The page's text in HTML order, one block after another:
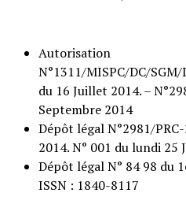
Autorisation
N°1311/MISPC/DC/
du 16 Juillet 2014. –
Septembre 2014
Dépôt légal N°2981/
2014. N° 001 du lundi 25
Dépôt légal N° 84 98 du
ISSN : 1840-8117